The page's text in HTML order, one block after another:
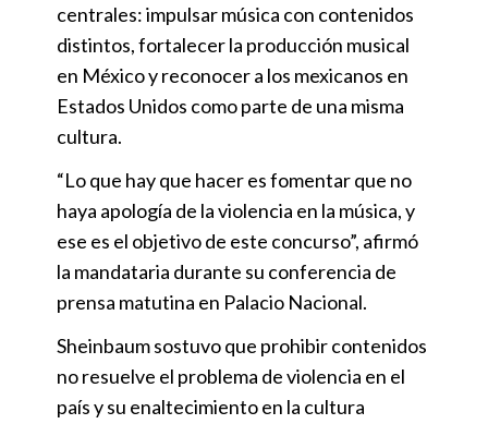
centrales: impulsar música con contenidos
distintos, fortalecer la producción musical
en México y reconocer a los mexicanos en
Estados Unidos como parte de una misma
cultura.
“Lo que hay que hacer es fomentar que no
haya apología de la violencia en la música, y
ese es el objetivo de este concurso”, afirmó
la mandataria durante su conferencia de
prensa matutina en Palacio Nacional.
Sheinbaum sostuvo que prohibir contenidos
no resuelve el problema de violencia en el
país y su enaltecimiento en la cultura